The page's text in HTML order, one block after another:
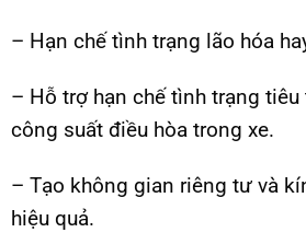
– Hạn chế tình trạng lão hóa
– Hỗ trợ hạn chế tình trạng
công suất điều hòa trong xe.
– Tạo không gian riêng tư và
hiệu quả.